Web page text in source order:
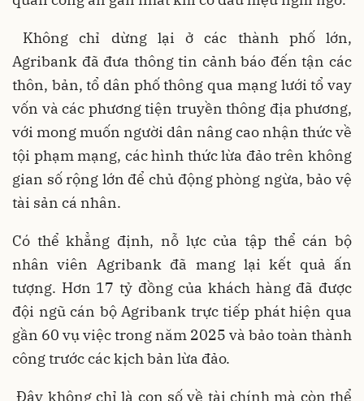
Không chỉ dừng lại ở các thành phố lớn,
Agribank đã đưa thông tin cảnh báo đến tận các
thôn, bản, tổ dân phố thông qua mạng lưới tổ vay
vốn và các phương tiện truyền thông địa phương,
với mong muốn người dân nâng cao nhận thức về
tội phạm mạng, các hình thức lừa đảo trên không
gian số rộng lớn để chủ động phòng ngừa, bảo vệ
tài sản cá nhân.
Có thể khẳng định, nỗ lực của tập thể cán bộ
nhân viên Agribank đã mang lại kết quả ấn
tượng. Hơn 17 tỷ đồng của khách hàng đã được
đội ngũ cán bộ Agribank trực tiếp phát hiện qua
gần 60 vụ việc trong năm 2025 và bảo toàn thành
công trước các kịch bản lừa đảo.
Đây không chỉ là con số về tài chính mà còn thể